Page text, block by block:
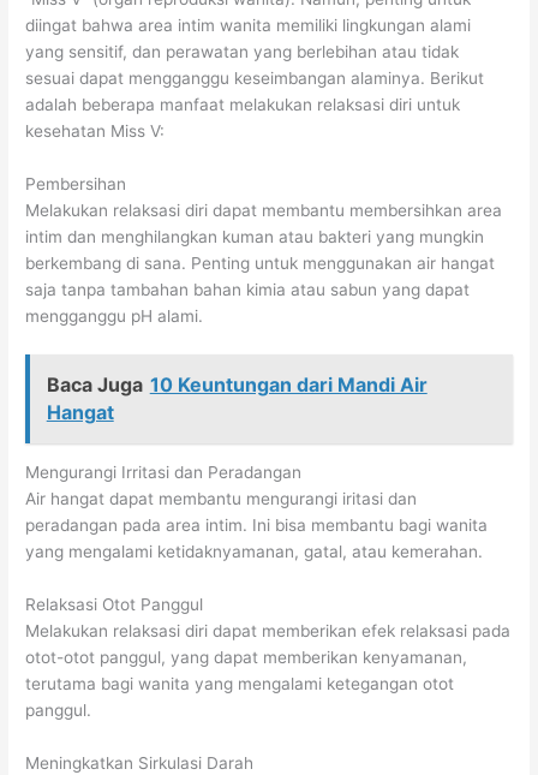
diingat bahwa area intim wanita memiliki lingkungan alami
yang sensitif, dan perawatan yang berlebihan atau tidak
sesuai dapat mengganggu keseimbangan alaminya. Berikut
adalah beberapa manfaat melakukan relaksasi diri untuk
kesehatan Miss V:
Pembersihan
Melakukan relaksasi diri dapat membantu membersihkan area
intim dan menghilangkan kuman atau bakteri yang mungkin
berkembang di sana. Penting untuk menggunakan air hangat
saja tanpa tambahan bahan kimia atau sabun yang dapat
mengganggu pH alami.
Baca Juga 10 Keuntungan dari Mandi Air
Hangat
Mengurangi Irritasi dan Peradangan
Air hangat dapat membantu mengurangi iritasi dan
peradangan pada area intim. Ini bisa membantu bagi wanita
yang mengalami ketidaknyamanan, gatal, atau kemerahan.
Relaksasi Otot Panggul
Melakukan relaksasi diri dapat memberikan efek relaksasi pada
otot-otot panggul, yang dapat memberikan kenyamanan,
terutama bagi wanita yang mengalami ketegangan otot
panggul.
Meningkatkan Sirkulasi Darah